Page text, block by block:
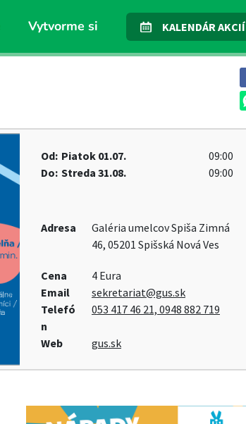
Vytvorme si KALENDÁR AKCIÍ
Od: Piatok01.07.
09:00
Do: Streda 31.08. 09:00
Adresa
Galéria umelcov Spiša Zimná
46, 05201 Spišská Nová Ves
Cena
4 Eura
Email
sekretariat@gus.sk
Telefó
n
053 417 46 21, 0948 882 719
Web gus.sk